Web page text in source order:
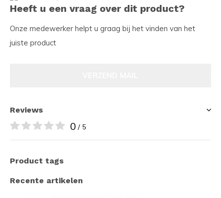
Heeft u een vraag over dit product?
Onze medewerker helpt u graag bij het vinden van het
juiste product
Reviews
0 / 5
Product tags
Recente artikelen